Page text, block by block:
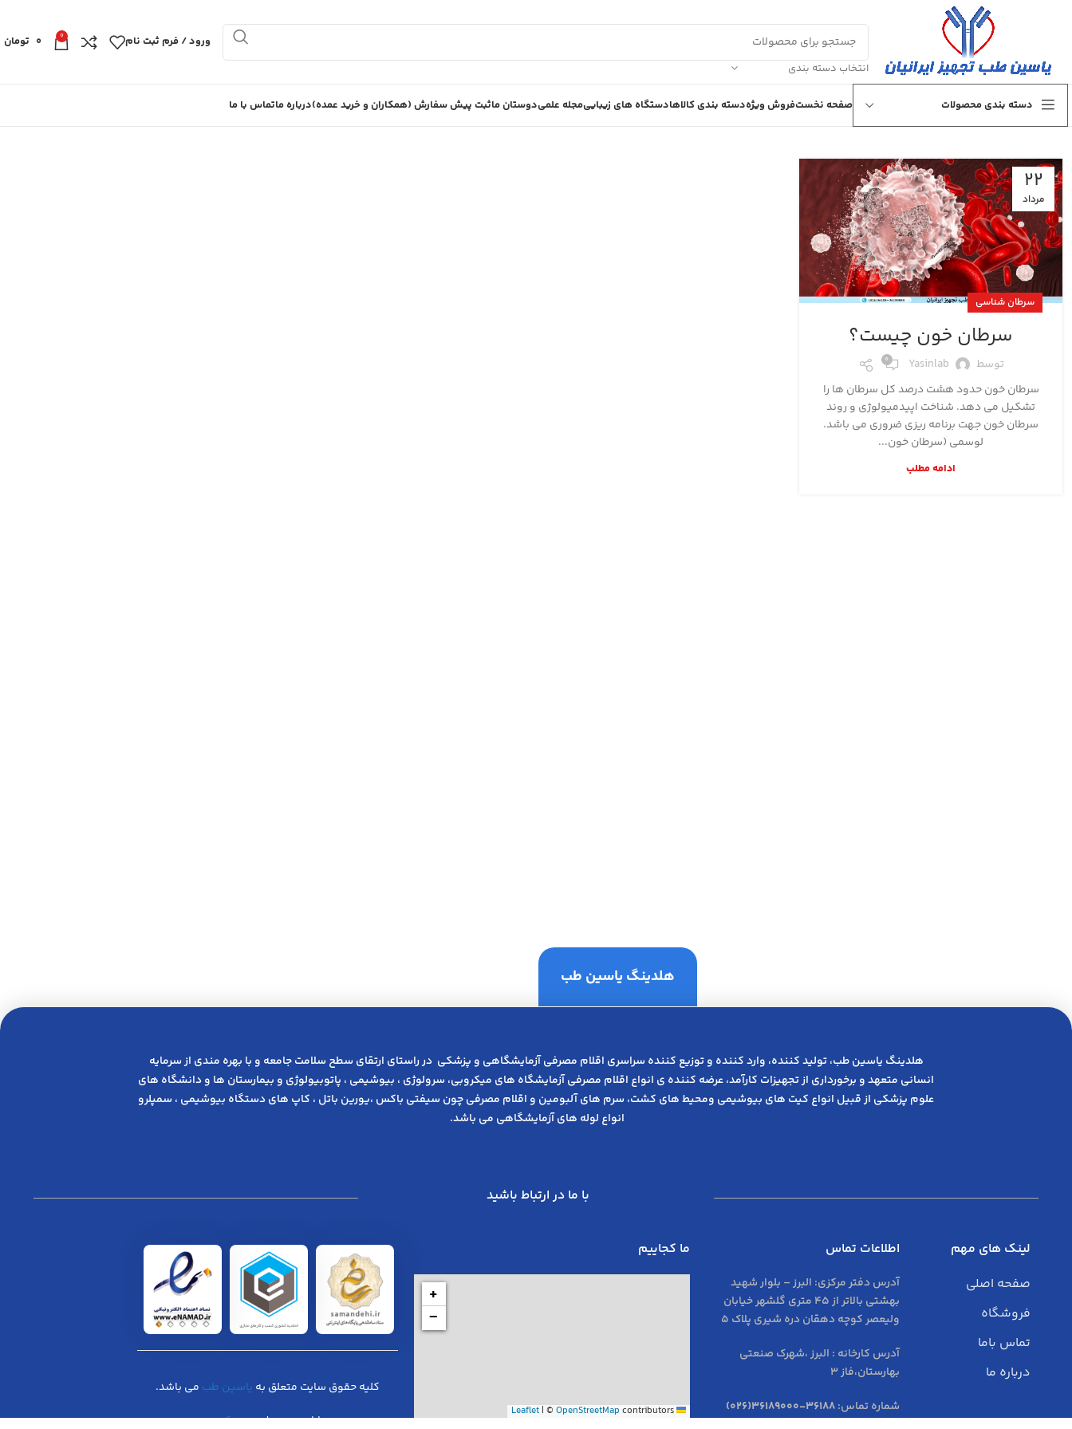
انتخاب دسته بندی
ورود / فرم ثبت نام 0
0 تومان
دسته بندی محصولات صفحه نخستفروش ویژهدسته بندی کالاهادستگاه های زیباییمجله علمیدوستان ماثبت پیش سفارش (همکاران و خرید عمده)درباره ماتماس با ما
22
مرداد
سرطان شناسی
سرطان خون چیست؟
توسط Yasinlab
0
سرطان خون حدود هشت درصد کل سرطان ها را
تشکیل می دهد. شناخت اپیدمیولوژی و روند
سرطان خون جهت برنامه ریزی ضروری می باشد.
لوسمی (سرطان خون...
ادامه مطلب
هلدینگ یاسین طب
هلدینگ یاسین طب، تولید کننده، وارد کننده و توزیع کننده سراسری اقلام مصرفی آزمایشگاهی و پزشکی در راﺳﺘﺎی ارﺗﻘﺎی ﺳﻄﺢ ﺳﻼﻣﺖ ﺟﺎﻣﻌﻪ و ﺑﺎ ﺑﻬﺮه ﻣﻨﺪی از ﺳﺮﻣﺎﯾﻪ
انسانی متعهد و ﺑﺮﺧﻮرداری از ﺗﺠﻬﯿﺰات ﮐﺎرآﻣﺪ، عرضه کننده ی انواع اﻗﻼم مصرفی آزﻣﺎﯾﺸﮕﺎه های میکروبی، ﺳﺮوﻟﻮژی ، ﺑﯿﻮﺷﯿﻤﯽ ، پاتوبیولوژی و بیمارستان ها و دانشگاه های
علوم پزشکی از قبیل انواع کیت های بیوشیمی ومحیط های کشت، سرم های آلبومین و اقلام مصرفی چون سیفتی باکس ،یورین باتل ، کاپ های دستگاه بیوشیمی ، سمپلرو
انواع لوله های آزمایشگاهی می باشد.
با ما در ارتباط باشید
لینک های مهم
صفحه اصلی
فروشگاه
تماس باما
درباره ما
اطلاعات تماس
آدرس دفتر مرکزی: البرز – بلوار شهید
بهشتی بالاتر از 45 متری گلشهر خیابان
ولیعصر کوچه دهقان دره شیری پلاک 5
آدرس کارخانه : البرز ،شهرک صنعتی
بهارستان،فاز 3
شماره تماس:36188-36189000(026)
ما کجاییم
+
−
Leaflet
| © OpenStreetMap contributors
کلیه حقوق سایت متعلق به یاسین طب می باشد.
طراحی توسط :منسیکس